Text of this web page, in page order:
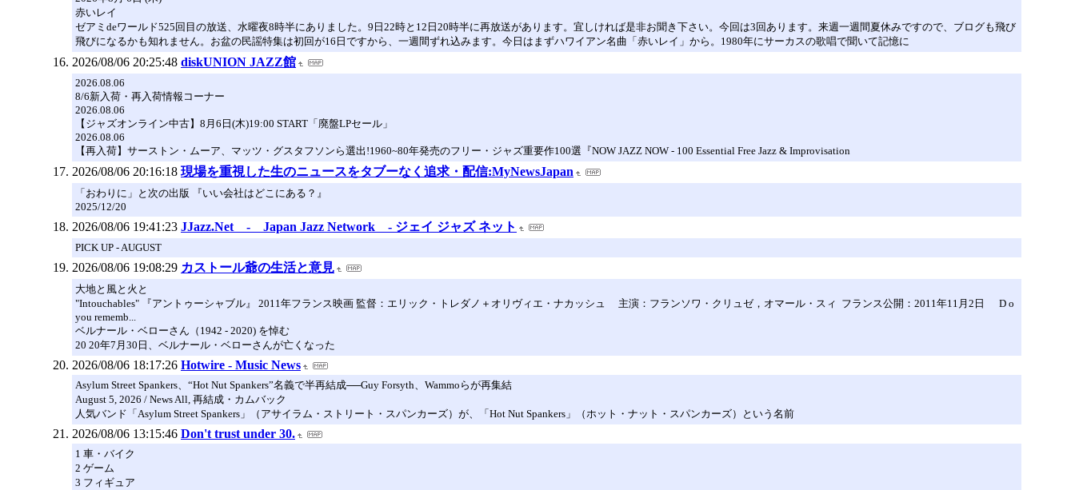
赤いレイ
ゼアミdeワールド525回目の放送、水曜夜8時半にありました。9日22時と12日20時半に再放送があります。宜しければ是非お聞き下さい。今回は3回あります。来週一週間夏休みですので、ブログも飛び
飛びになるかも知れません。お盆の民謡特集は初回が16日ですから、一週間ずれ込みます。今日はまずハワイアン名曲「赤いレイ」から。1980年にサーカスの歌唱で聞いて記憶に
2026/08/06 20:25:48 diskUNION JAZZ館
2026.08.06
8/6新入荷・再入荷情報コーナー
2026.08.06
【ジャズオンライン中古】8月6日(木)19:00 START「廃盤LPセール」
2026.08.06
【再入荷】サーストン・ムーア、マッツ・グスタフソンら選出!1960~80年発売のフリー・ジャズ重要作100選『NOW JAZZ NOW - 100 Essential Free Jazz & Improvisation
2026/08/06 20:16:18 現場を重視した生のニュースをタブーなく追求・配信:MyNewsJapan
「おわりに」と次の出版 『いい会社はどこにある？』
2025/12/20
2026/08/06 19:41:23 JJazz.Net - Japan Jazz Network - ジェイ ジャズ ネット
PICK UP - AUGUST
2026/08/06 19:08:29 カストール爺の生活と意見
大地と風と火と
"Intouchables" 『アントゥーシャブル』 2011年フランス映画 監督：エリック・トレダノ＋オリヴィエ・ナカッシュ 主演：フランソワ・クリュゼ，オマール・スィ フランス公開：2011年11月2日 D o
you rememb...
ベルナール・ベローさん（1942 - 2020) を悼む
20 20年7月30日、ベルナール・ベローさんが亡くなった
2026/08/06 18:17:26 Hotwire - Music News
Asylum Street Spankers、“Hot Nut Spankers”名義で半再結成──Guy Forsyth、Wammoらが再集結
August 5, 2026 / News All, 再結成・カムバック
人気バンド「Asylum Street Spankers」（アサイラム・ストリート・スパンカーズ）が、「Hot Nut Spankers」（ホット・ナット・スパンカーズ）という名前
2026/08/06 13:15:46 Don't trust under 30.
1 車・バイク
2 ゲーム
3 フィギュア